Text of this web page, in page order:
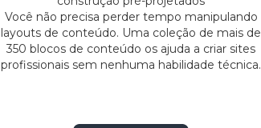
Você não precisa perder tempo manipulando
layouts de conteúdo. Uma coleção de mais de
350 blocos de conteúdo os ajuda a criar sites
profissionais sem nenhuma habilidade técnica.